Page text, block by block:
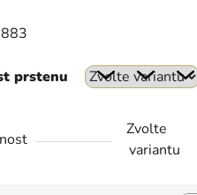
prstenu
Zvolte
variantu